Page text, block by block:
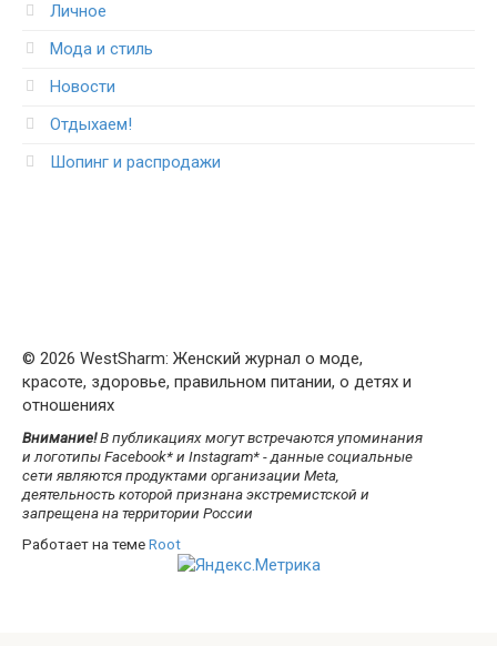
Личное
Мода и стиль
Новости
Отдыхаем!
Шопинг и распродажи
© 2026 WestSharm: Женский журнал о моде,
красоте, здоровье, правильном питании, о детях и
отношениях
Внимание!В публикациях могут встречаются упоминания
и логотипы Facebook* и Instagram* - данные социальные
сети являются продуктами организации Meta,
деятельность которой признана экстремистской и
запрещена на территории России
Работает на темеRoot